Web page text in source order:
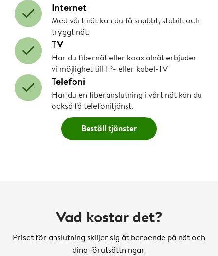
Internet
Med vårt nät kan du få snabbt, stabilt och
tryggt nät.
TV
Har du fibernät eller koaxialnät erbjuder
vi möjlighet till IP- eller kabel-TV
Telefoni
Har du en fiberanslutning i vårt nät kan du
också få telefonitjänst.
Beställ tjänster
Vad kostar det?
Priset för anslutning skiljer sig åt beroende på nät och
dina förutsättningar.